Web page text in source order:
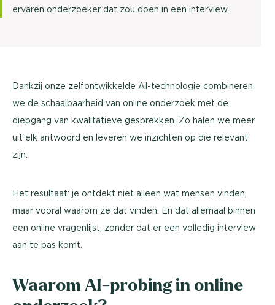
ervaren onderzoeker dat zou doen in een interview.
Dankzij onze zelfontwikkelde AI-technologie combineren
we de schaalbaarheid van online onderzoek met de
diepgang van kwalitatieve gesprekken. Zo halen we meer
uit elk antwoord en leveren we inzichten op die relevant
zijn.
Het resultaat: je ontdekt niet alleen wat mensen vinden,
maar vooral waarom ze dat vinden. En dat allemaal binnen
een online vragenlijst, zonder dat er een volledig interview
aan te pas komt.
Waarom AI-probing in online